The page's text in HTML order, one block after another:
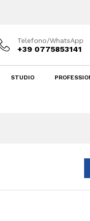
Telefono/WhatsApp
+39 0775853141
STUDIO